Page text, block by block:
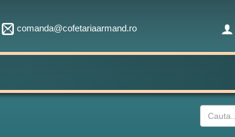
comanda@cofetariaarmand.ro